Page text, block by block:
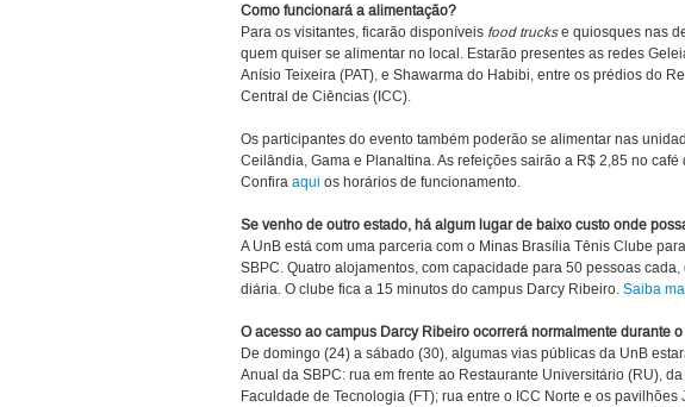
Como funcionará a alimentação?
Para os visitantes, ficarão disponíveis food truckse quiosques nas
quem quiser se alimentar no local. Estarão presentes as redes
Anísio Teixeira (PAT), e Shawarma do Habibi, entre os prédios do
Central de Ciências (ICC).
Os participantes do evento também poderão se alimentar nas
Ceilândia, Gama e Planaltina. As refeições sairão a R$ 2,85 no
Confira aqui os horários de funcionamento.
Se venho de outro estado, há algum lugar de baixo custo onde
A UnB está com uma parceria com o Minas Brasília Tênis Clube
SBPC. Quatro alojamentos, com capacidade para 50 pessoas
diária. O clube fica a 15 minutos do campus Darcy Ribeiro. Saiba
O acesso ao campus Darcy Ribeiro ocorrerá normalmente durante
De domingo (24) a sábado (30), algumas vias públicas da UnB
Anual da SBPC: rua em frente ao Restaurante Universitário (RU),
Faculdade de Tecnologia (FT); rua entre o ICC Norte e os pavilhões